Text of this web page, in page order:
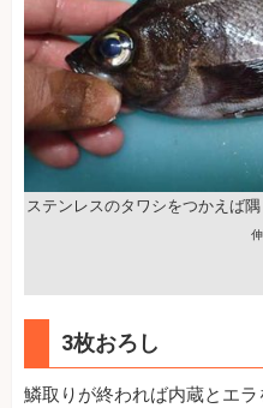
ステンレスのタワシをつかえば
伸
3枚おろし
鱗取りが終われば内蔵とエ